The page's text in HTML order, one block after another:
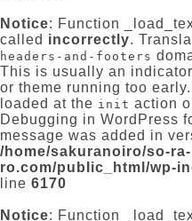
Notice: Function
called incorrectly.
headers-and-footers
This is usually an
or theme running too
loaded at the init action
Debugging in WordPress
message was added in
/home/sakuranoiro/so-
ro.com/public_html/wp-
line 6170
Notice: Function